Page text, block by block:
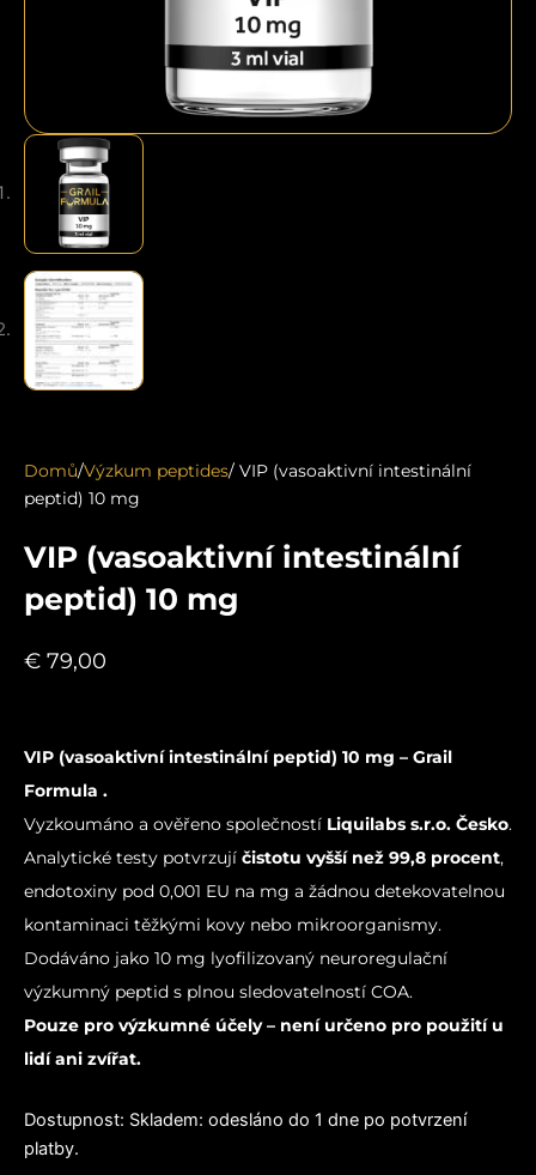
Domů/Výzkum peptides/ VIP (vasoaktivní intestinální
peptid) 10 mg
VIP (vasoaktivní intestinální
peptid) 10 mg
€ 79,00
VIP (vasoaktivní intestinální peptid) 10 mg – Grail
Formula .
Vyzkoumáno a ověřeno společností Liquilabs s.r.o. Česko.
Analytické testy potvrzují čistotu vyšší než 99,8 procent,
endotoxiny pod 0,001 EU na mg a žádnou detekovatelnou
kontaminaci těžkými kovy nebo mikroorganismy.
Dodáváno jako 10 mg lyofilizovaný neuroregulační
výzkumný peptid s plnou sledovatelností COA.
Pouze pro výzkumné účely – není určeno pro použití u
lidí ani zvířat.
Dostupnost: Skladem: odesláno do 1 dne po potvrzení
platby.
VIP
(vasoaktivní
intestinální